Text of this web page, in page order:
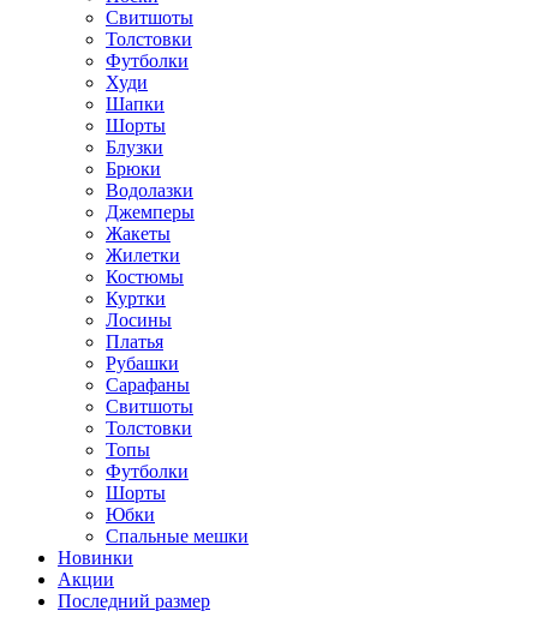
Свитшоты
Толстовки
Футболки
Худи
Шапки
Шорты
Блузки
Брюки
Водолазки
Джемперы
Жакеты
Жилетки
Костюмы
Куртки
Лосины
Платья
Рубашки
Сарафаны
Свитшоты
Толстовки
Топы
Футболки
Шорты
Юбки
Спальные мешки
Новинки
Акции
Последний размер